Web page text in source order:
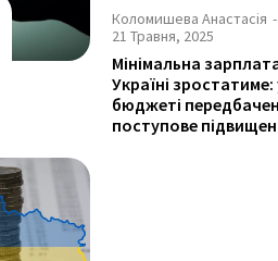
Коломишева Анастасія -
21 Травня, 2025
Мінімальна
Україні зростатиме:
бюджеті
поступове